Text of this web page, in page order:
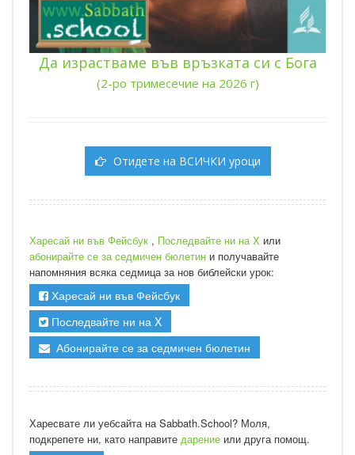
Да израстваме във връзката си с Бога
(2-ро тримесечие на 2026 г)
Отидете на ВСИЧКИ уроци
Харесай ни във Фейсбук , Последвайте ни на X или
абонирайте се за седмичен бюлетин и получавайте
напомняния всяка седмица за нов библейски урок:
Харесай ни във Фейсбук
Последвайте ни на X
Абонирайте се за седмичен бюлетин
Харесвате ли уебсайта на Sabbath.School? Моля,
подкрепете ни, като направите дарение или друга помощ.